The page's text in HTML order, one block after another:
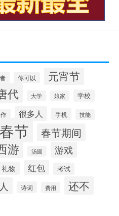
你可以 元宵节
代 大学 娘家 学校
很多人 手机 技能
春节 春节期间
游 汤圆 游戏
礼物 红包 考试
诗词 费用 还不